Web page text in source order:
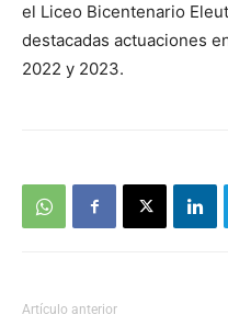
el Liceo Bicentenario
destacadas actuaciones
2022 y 2023.
Artículo anterior